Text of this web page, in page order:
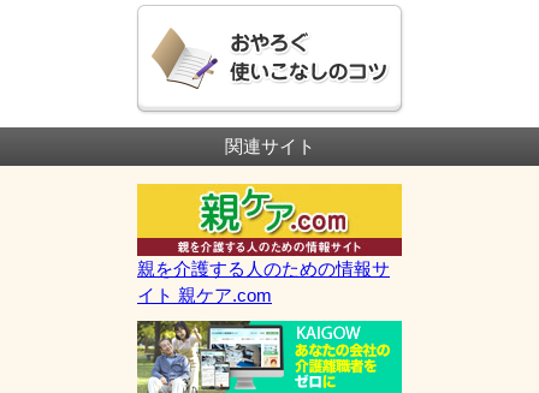
関連サイト
親を介護する人のための情報サ
イト 親ケア.com